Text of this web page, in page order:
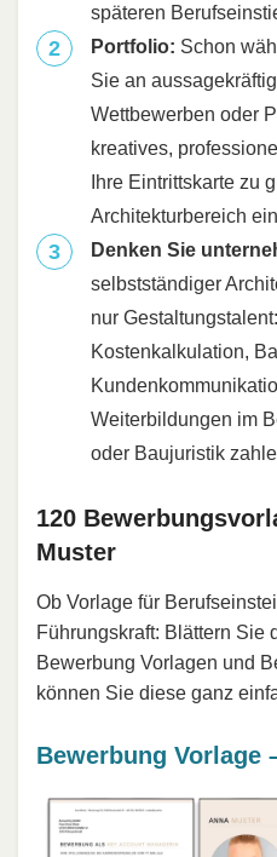
späteren
Portfolio: Schon
Sie an
Wettbewerben oder
kreatives,
Ihre Eintrittskarte zu
Architekturbereich
Denken Sie
selbstständiger
nur
Kostenkalkulation,
Weiterbildungen im
oder Baujuristik
120
Muster
Ob Vorlage für
Führungskraft: Blättern Sie
Bewerbung Vorlagen und
können Sie diese ganz
Bewerbung Vorlage